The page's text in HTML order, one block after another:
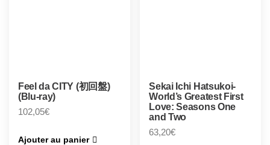
Feel da CITY (初回盤)
(Blu-ray)
102,05€
Ajouter au panier
Sekai Ichi Hatsukoi-
World’s Greatest First
Love: Seasons One
and Two
63,20€